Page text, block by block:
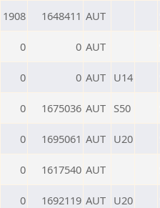
1908 1648411 AUT
0 0 AUT
0 0 AUT U14
0 1675036 AUT S50
0 1695061 AUT U20
0 1617540 AUT
0 1692119 AUT U20